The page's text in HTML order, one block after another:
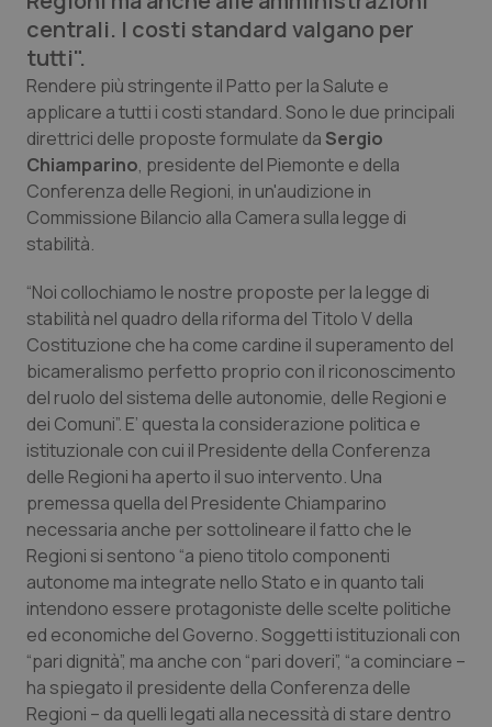
Abruzzo
Basilicata
Calabria
Campania
Emilia-Romagna
Friuli Venezia Giulia
Lazio
Liguria
Lombardia
Marche
Molise
Piemonte
Provincia Autonoma di Bolzano
QS Pro Gold
Artrite & artrosi
Asma & BPCO
Car-T
Colesterolo & coronaropatie
Dermatite Atopica
Diabete & glucometri
Disturbi dell’umore
Dolore
Donna & Salute
Epatiti
HIV
Infezioni & Febbre
QS Club
centrali. I costi standard valgano per
tutti".
Rendere più stringente il Patto per la Salute e
applicare a tutti i costi standard. Sono le due principali
direttrici delle proposte formulate da Sergio
Chiamparino, presidente del Piemonte e della
Conferenza delle Regioni, in un'audizione in
Commissione Bilancio alla Camera sulla legge di
stabilità.
“Noi collochiamo le nostre proposte per la legge di
stabilità nel quadro della riforma del Titolo V della
Costituzione che ha come cardine il superamento del
bicameralismo perfetto proprio con il riconoscimento
del ruolo del sistema delle autonomie, delle Regioni e
dei Comuni”. E’ questa la considerazione politica e
istituzionale con cui il Presidente della Conferenza
delle Regioni ha aperto il suo intervento. Una
premessa quella del Presidente Chiamparino
necessaria anche per sottolineare il fatto che le
Regioni si sentono “a pieno titolo componenti
autonome ma integrate nello Stato e in quanto tali
intendono essere protagoniste delle scelte politiche
ed economiche del Governo. Soggetti istituzionali con
“pari dignità”, ma anche con “pari doveri”, “a cominciare –
ha spiegato il presidente della Conferenza delle
Regioni – da quelli legati alla necessità di stare dentro